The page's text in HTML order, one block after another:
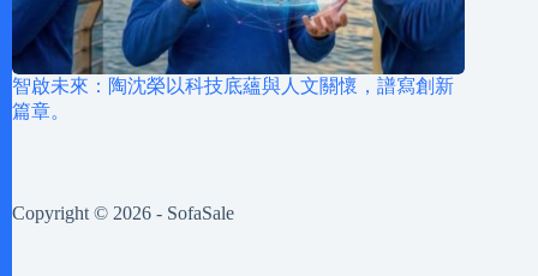
智啟未來：陶沈榮以科技底蘊與人文關懷，譜寫創新
篇章。
Copyright © 2026 - SofaSale